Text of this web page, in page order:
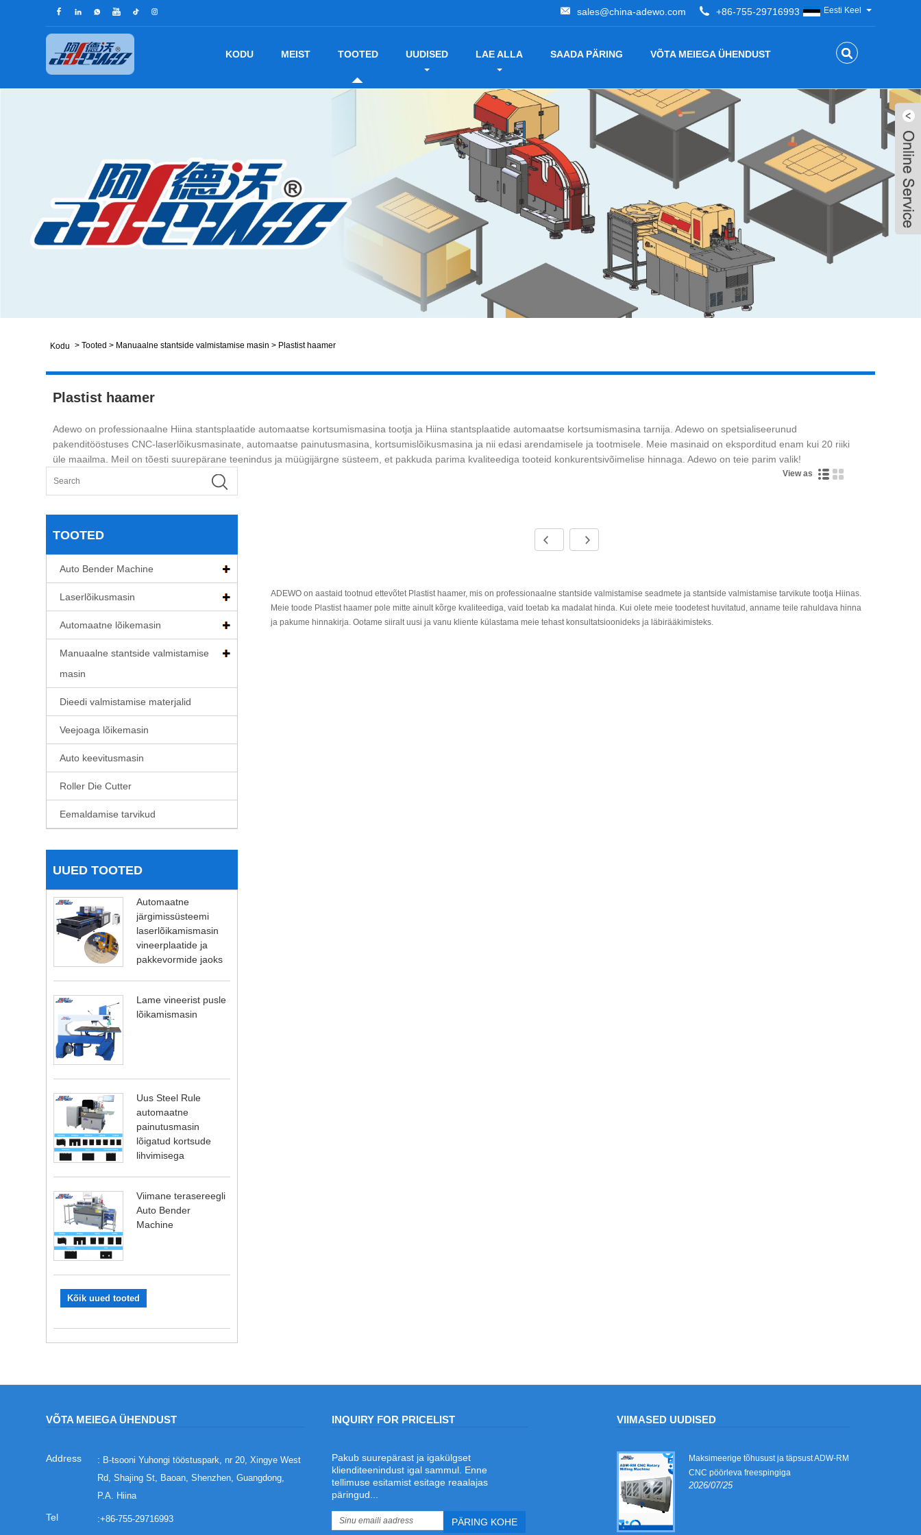
+86-755-29716993
sales@china-adewo.com Eesti Keel
KODU MEIST TOOTED UUDISED LAE ALLA SAADA PÄRING VÕTA MEIEGA ÜHENDUST
Kodu > Tooted > Manuaalne stantside valmistamise masin > Plastist haamer
Plastist haamer
Adewo on professionaalne Hiina stantsplaatide automaatse kortsumismasina tootja ja Hiina stantsplaatide automaatse kortsumismasina tarnija. Adewo on spetsialiseerunud
pakenditööstuses CNC-laserlõikusmasinate, automaatse painutusmasina, kortsumislõikusmasina ja nii edasi arendamisele ja tootmisele. Meie masinaid on eksporditud enam kui 20 riiki
üle maailma. Meil on tõesti suurepärane teenindus ja müügijärgne süsteem, et pakkuda parima kvaliteediga tooteid konkurentsivõimelise hinnaga. Adewo on teie parim valik!
TOOTED
Auto Bender Machine
Laserlõikusmasin
Automaatne lõikemasin
Manuaalne stantside valmistamise
masin
Dieedi valmistamise materjalid
Veejoaga lõikemasin
Auto keevitusmasin
Roller Die Cutter
Eemaldamise tarvikud
UUED TOOTED
Automaatne
järgimissüsteemi
laserlõikamismasin
vineerplaatide ja
pakkevormide jaoks
Lame vineerist pusle
lõikamismasin
Uus Steel Rule
automaatne
painutusmasin
lõigatud kortsude
lihvimisega
Viimane terasereegli
Auto Bender
Machine
Kõik uued tooted
View as
ADEWO on aastaid tootnud ettevõtet Plastist haamer, mis on professionaalne stantside valmistamise seadmete ja stantside valmistamise tarvikute tootja Hiinas.
Meie toode Plastist haamer pole mitte ainult kõrge kvaliteediga, vaid toetab ka madalat hinda. Kui olete meie toodetest huvitatud, anname teile rahuldava hinna
ja pakume hinnakirja. Ootame siiralt uusi ja vanu kliente külastama meie tehast konsultatsioonideks ja läbirääkimisteks.
VÕTA MEIEGA ÜHENDUST
: B-tsooni Yuhongi tööstuspark, nr 20, Xingye West
Rd, Shajing St, Baoan, Shenzhen, Guangdong,
P.A. Hiina
:+86-755-29716993
INQUIRY FOR PRICELIST
Pakub suurepärast ja igakülgset
klienditeenindust igal sammul. Enne
tellimuse esitamist esitage reaalajas
päringud...
VIIMASED UUDISED
Milline on parim laserkeevitus terase
joonkeevitamiseks ja stantside
valmistamiseks?
Kas otsite stantside valmistamiseks
parimat laserkeevitajat? Avastage
Maksimeerige tõhusust ja täpsust ADW-RM
CNC pöörleva freespingiga
2026/07/25